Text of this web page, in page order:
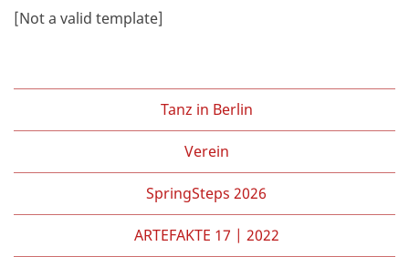
Vorstellungen
Verein
Partner/Freunde
Kontakt
[Not a valid template]
Tanz in Berlin
Verein
SpringSteps 2026
ARTEFAKTE 17 | 2022